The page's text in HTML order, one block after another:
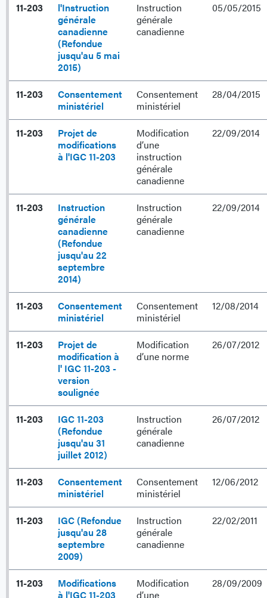
11-203
l'Instruction
générale
canadienne
(Refondue
jusqu'au 5 mai
2015)
Instruction
générale
canadienne
05/05/2015
11-203
Consentement
ministériel
Consentement
ministériel
28/04/2015
11-203
Projet de
modifications
à l'IGC 11-203
Modification
d’une
instruction
générale
canadienne
22/09/2014
11-203
Instruction
générale
canadienne
(Refondue
jusqu'au 22
septembre
2014)
Instruction
générale
canadienne
22/09/2014
11-203
Consentement
ministériel
Consentement
ministériel
12/08/2014
11-203
Projet de
modification à
l' IGC 11-203 -
version
soulignée
Modification
d’une norme
26/07/2012
11-203
IGC 11-203
(Refondue
jusqu'au 31
juillet 2012)
Instruction
générale
canadienne
26/07/2012
11-203
Consentement
ministériel
Consentement
ministériel
12/06/2012
11-203
IGC (Refondue
jusqu'au 28
septembre
2009)
Instruction
générale
canadienne
22/02/2011
11-203
Modifications
à l'IGC 11-203
Modification
d’une
28/09/2009